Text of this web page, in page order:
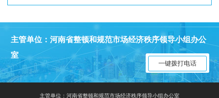
主管单位：河南省整顿和规范市场经济秩序领导小组办公
室
一键拨打电话
主管单位：河南省整顿和规范市场经济秩序领导小组办公室